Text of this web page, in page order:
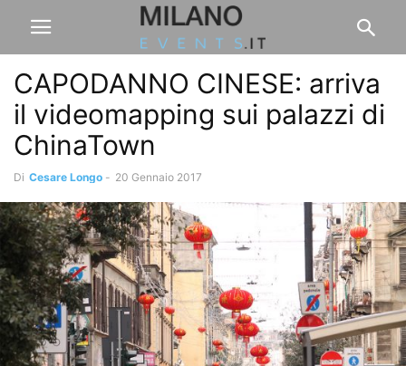
CAPODANNO CINESE: arriva
il videomapping sui palazzi di
ChinaTown
Di Cesare Longo - 20 Gennaio 2017